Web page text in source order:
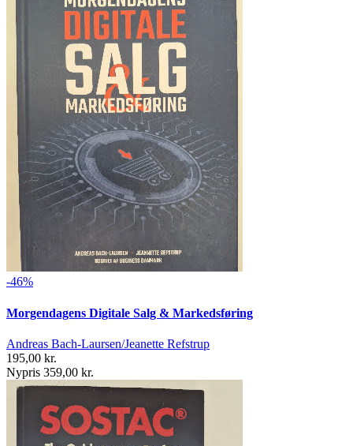
-46%
Morgendagens Digitale Salg & Markedsføring
Andreas Bach-Laursen/Jeanette Refstrup
195,00 kr.
Nypris 359,00 kr.